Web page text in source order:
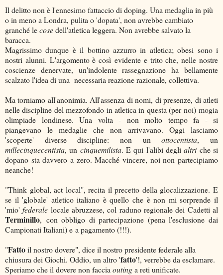
Il delitto non è l'ennesimo fattaccio di doping. Una medaglia in più
o in meno a Londra, pulita o 'dopata', non avrebbe cambiato
granché lecosedell'atletica leggera. Non avrebbe salvato la
baracca.
Magrissimo dunque è il bottino azzurro in atletica; obesi sono i
nostri alunni. L'argomento è così evidente e trito che, nelle nostre
coscienze denervate, un'indolente rassegnazione ha bellamente
scalzato l'idea di una necessaria reazione razionale, collettiva.
Ma torniamo all'anonimia. All'assenza di nomi, di presenze, di atleti
nelle discipline del mezzofondo in atletica in questa (per noi) mogia
olimpiade londinese. Una volta - non molto tempo fa - si
piangevano le medaglie che non arrivavano. Oggi lasciamo
'scoperte' diverse discipline: non unottocentista, un
millecinquecentista, un cinquemilista. E qui l'alibi deglialtriche si
dopano sta davvero a zero. Macché vincere, noi non partecipiamo
neanche!
"Think global, act local", recita il precetto della glocalizzazione. E
se il 'globale' atletico italiano è quello che è non mi sorprende il
'mio'federale locale abruzzese, col raduno regionale dei Cadetti al
Terminillo, con obbligo di partecipazione (pena l'esclusione dai
Campionati Italiani) e a pagamento (!!!).
"Fattoil nostro dovere", dice il nostro presidente federale alla
chiusura dei Giochi. Oddio, un altro 'fatto'!, verrebbe da esclamare.
Speriamo che il dovere non faccia outinga reti unificate.